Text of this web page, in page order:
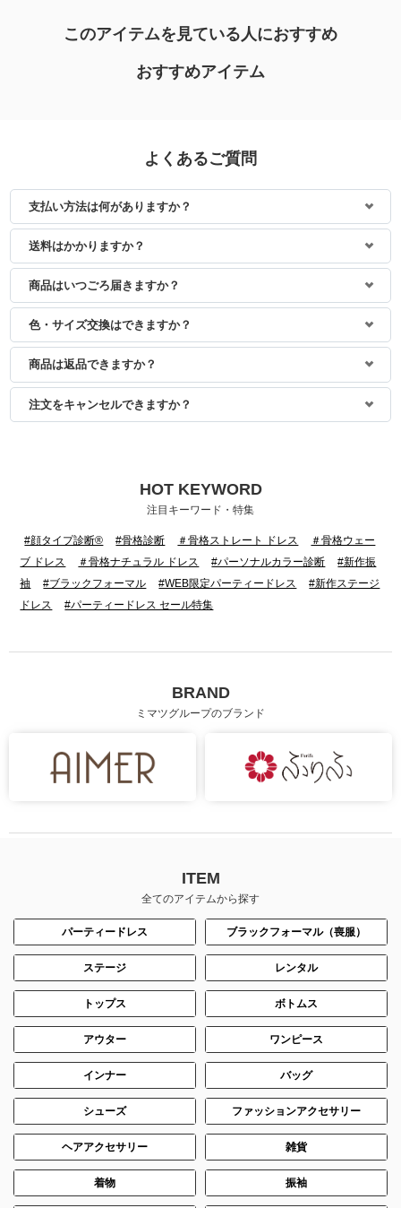
身長：155cm
身長：144cm 身長：156cm
このアイテムを見ている人におすすめ
おすすめアイテム
よくあるご質問
支払い方法は何がありますか？
送料はかかりますか？
商品はいつごろ届きますか？
色・サイズ交換はできますか？
商品は返品できますか？
注文をキャンセルできますか？
HOT KEYWORD
注目キーワード・特集
#顔タイプ診断® #骨格診断 ＃骨格ストレート ドレス
＃骨格ウェー
ブ ドレス
＃骨格ナチュラル ドレス #パーソナルカラー診断
#新作振
袖
#ブラックフォーマル #WEB限定パーティードレス
#新作ステージ
ドレス
#パーティードレス セール特集
BRAND
ミマツグループのブランド
ITEM
全てのアイテムから探す
パーティードレス ブラックフォーマル（喪服）
ステージ レンタル
トップス ボトムス
アウター ワンピース
インナー バッグ
シューズ ファッションアクセサリー
ヘアアクセサリー 雑貨
着物 振袖